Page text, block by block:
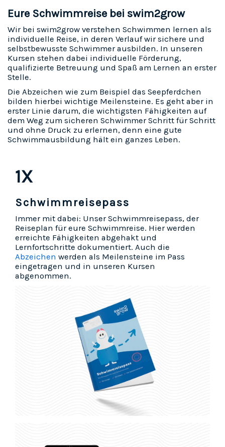
Eure Schwimmreise bei swim2grow
Wir bei swim2grow verstehen Schwimmen lernen als
individuelle Reise, in deren Verlauf wir sichere und
selbstbewusste Schwimmer ausbilden. In unseren
Kursen stehen dabei individuelle Förderung,
qualifizierte Betreuung und Spaß am Lernen an erster
Stelle.
Die Abzeichen wie zum Beispiel das Seepferdchen
bilden hierbei wichtige Meilensteine. Es geht aber in
erster Linie darum, die wichtigsten Fähigkeiten auf
dem Weg zum sicheren Schwimmer Schritt für Schritt
und ohne Druck zu erlernen, denn eine gute
Schwimmausbildung hält ein ganzes Leben.
1X
Schwimmreisepass
Immer mit dabei: Unser Schwimmreisepass, der
Reiseplan für eure Schwimmreise. Hier werden
erreichte Fähigkeiten abgehakt und
Lernfortschritte dokumentiert. Auch die
Abzeichen werden als Meilensteine im Pass
eingetragen und in unseren Kursen
abgenommen.